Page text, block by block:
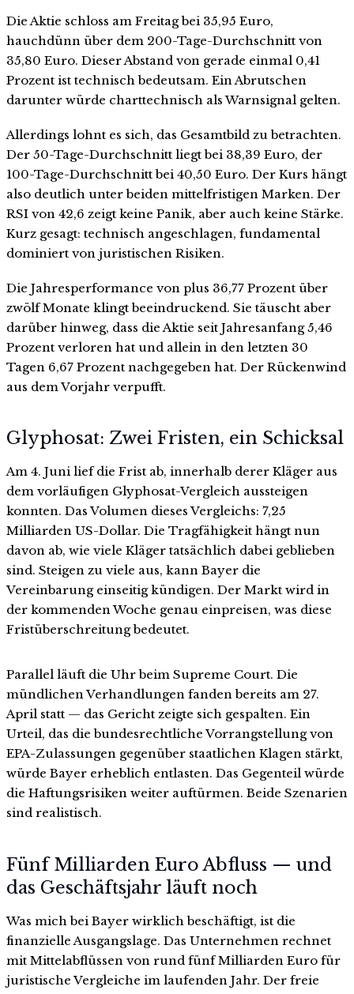
Die Aktie schloss am Freitag bei 35,95 Euro,
hauchdünn über dem 200-Tage-Durchschnitt von
35,80 Euro. Dieser Abstand von gerade einmal 0,41
Prozent ist technisch bedeutsam. Ein Abrutschen
darunter würde charttechnisch als Warnsignal gelten.
Allerdings lohnt es sich, das Gesamtbild zu betrachten.
Der 50-Tage-Durchschnitt liegt bei 38,39 Euro, der
100-Tage-Durchschnitt bei 40,50 Euro. Der Kurs hängt
also deutlich unter beiden mittelfristigen Marken. Der
RSI von 42,6 zeigt keine Panik, aber auch keine Stärke.
Kurz gesagt: technisch angeschlagen, fundamental
dominiert von juristischen Risiken.
Die Jahresperformance von plus 36,77 Prozent über
zwölf Monate klingt beeindruckend. Sie täuscht aber
darüber hinweg, dass die Aktie seit Jahresanfang 5,46
Prozent verloren hat und allein in den letzten 30
Tagen 6,67 Prozent nachgegeben hat. Der Rückenwind
aus dem Vorjahr verpufft.
Glyphosat: Zwei Fristen, ein Schicksal
Am 4. Juni lief die Frist ab, innerhalb derer Kläger aus
dem vorläufigen Glyphosat-Vergleich aussteigen
konnten. Das Volumen dieses Vergleichs: 7,25
Milliarden US-Dollar. Die Tragfähigkeit hängt nun
davon ab, wie viele Kläger tatsächlich dabei geblieben
sind. Steigen zu viele aus, kann Bayer die
Vereinbarung einseitig kündigen. Der Markt wird in
der kommenden Woche genau einpreisen, was diese
Fristüberschreitung bedeutet.
Parallel läuft die Uhr beim Supreme Court. Die
mündlichen Verhandlungen fanden bereits am 27.
April statt — das Gericht zeigte sich gespalten. Ein
Urteil, das die bundesrechtliche Vorrangstellung von
EPA-Zulassungen gegenüber staatlichen Klagen stärkt,
würde Bayer erheblich entlasten. Das Gegenteil würde
die Haftungsrisiken weiter auftürmen. Beide Szenarien
sind realistisch.
Fünf Milliarden Euro Abfluss — und
das Geschäftsjahr läuft noch
Was mich bei Bayer wirklich beschäftigt, ist die
finanzielle Ausgangslage. Das Unternehmen rechnet
mit Mittelabflüssen von rund fünf Milliarden Euro für
juristische Vergleiche im laufenden Jahr. Der freie